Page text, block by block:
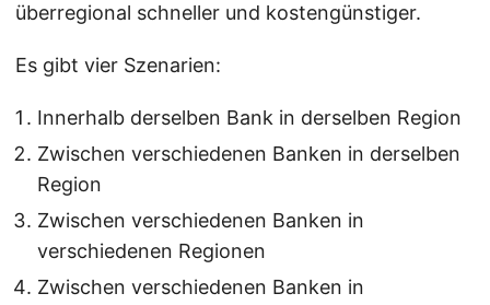
überregional schneller und kostengünstiger.
Es gibt vier Szenarien:
Innerhalb derselben Bank in derselben Region
Zwischen verschiedenen Banken in derselben
Region
Zwischen verschiedenen Banken in
verschiedenen Regionen
Zwischen verschiedenen Banken in